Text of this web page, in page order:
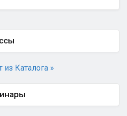
Каталога »